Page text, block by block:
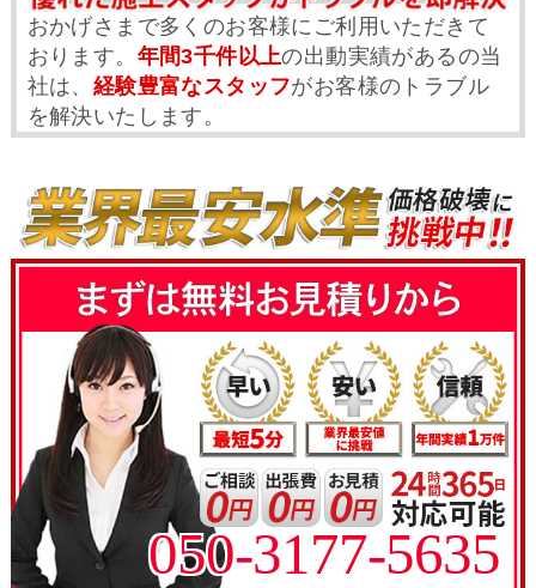
おかげさまで多くのお客様にご利用いただきて
おります。 年間3千件以上の出動実績があるの当
社は、 経験豊富なスタッフがお客様のトラブル
を解決いたします。
050-3177-5635